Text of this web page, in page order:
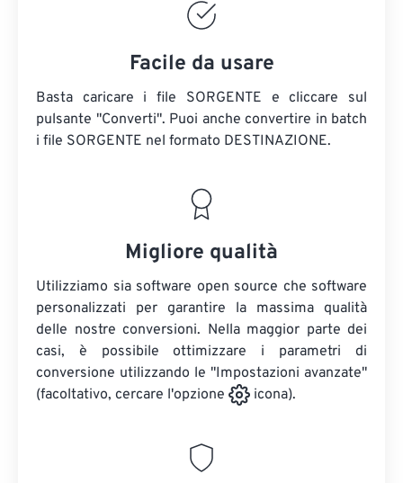
Facile da usare
Basta caricare i file SORGENTE e cliccare sul
pulsante "Converti". Puoi anche convertire in batch
i file SORGENTE nel formato DESTINAZIONE.
Migliore qualità
Utilizziamo sia software open source che software
personalizzati per garantire la massima qualità
delle nostre conversioni. Nella maggior parte dei
casi, è possibile ottimizzare i parametri di
conversione utilizzando le "Impostazioni avanzate"
(facoltativo, cercare l'opzione
icona).